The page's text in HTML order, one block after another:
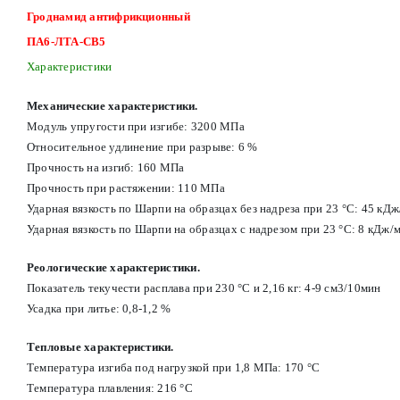
Гроднамид антифрикционный
ПА6-ЛТА-СВ5
Характеристики
Механические характеристики.
Модуль упругости при изгибе: 3200 МПа
Относительное удлинение при разрыве: 6 %
Прочность на изгиб: 160 МПа
Прочность при растяжении: 110 МПа
Ударная вязкость по Шарпи на образцах без надреза при 23 °С: 45
Ударная вязкость по Шарпи на образцах с надрезом при 23 °С: 8 кДж/
Реологические характеристики.
Показатель текучести расплава при 230 °С и 2,16 кг: 4-9 см3/10мин
Усадка при литье: 0,8-1,2 %
Тепловые характеристики.
Температура изгиба под нагрузкой при 1,8 МПа: 170 °С
Температура плавления: 216 °С